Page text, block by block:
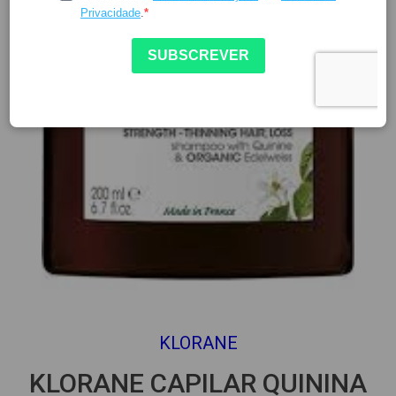
KLORANE
KLORANE CAPILAR QUININA